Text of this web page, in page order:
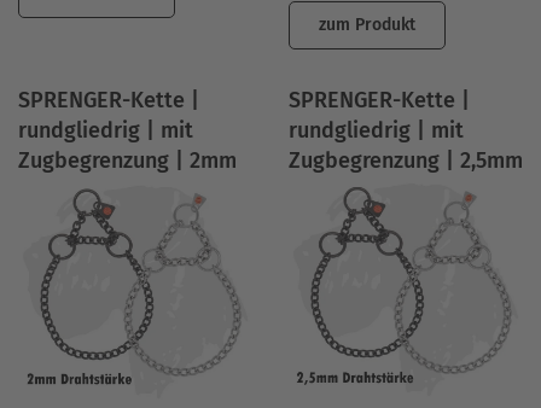
zum Produkt
SPRENGER-Kette |
rundgliedrig | mit
Zugbegrenzung | 2mm
SPRENGER-Kette |
rundgliedrig | mit
Zugbegrenzung | 2,5mm